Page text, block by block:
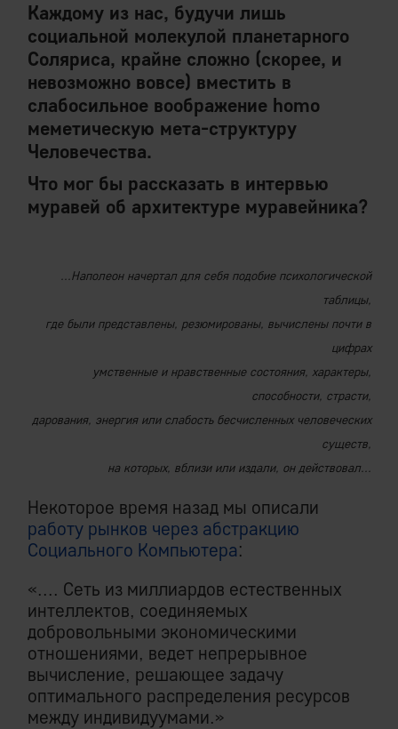
Каждому из нас, будучи лишь
социальной молекулой планетарного
Соляриса, крайне сложно (скорее, и
невозможно вовсе) вместить в
слабосильное воображение homo
меметическую мета-структуру
Человечества.
Что мог бы рассказать в интервью
муравей об архитектуре муравейника?
...Наполеон начертал для себя подобие психологической
таблицы,
где были представлены, резюмированы, вычислены почти в
цифрах
умственные и нравственные состояния, характеры,
способности, страсти,
дарования, энергия или слабость бесчисленных человеческих
существ,
на которых, вблизи или издали, он действовал...
Некоторое время назад мы описали
работу рынков через абстракцию
Социального Компьютера:
«.... Сеть из миллиардов естественных
интеллектов, соединяемых
добровольными экономическими
отношениями, ведет непрерывное
вычисление, решающее задачу
оптимального распределения ресурсов
между индивидуумами.»